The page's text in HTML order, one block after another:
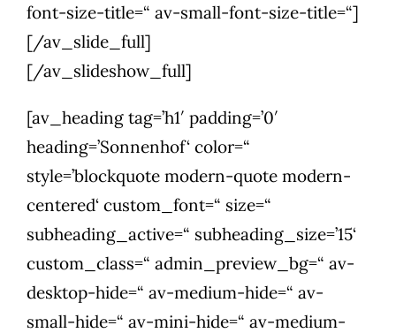
font-size-title=“ av-small-font-size-title=“]
[/av_slide_full]
[/av_slideshow_full]
[av_heading tag=’h1′ padding=’0′
heading=’Sonnenhof‘ color=“
style=’blockquote modern-quote modern-
centered‘ custom_font=“ size=“
subheading_active=“ subheading_size=’15‘
custom_class=“ admin_preview_bg=“ av-
desktop-hide=“ av-medium-hide=“ av-
small-hide=“ av-mini-hide=“ av-medium-